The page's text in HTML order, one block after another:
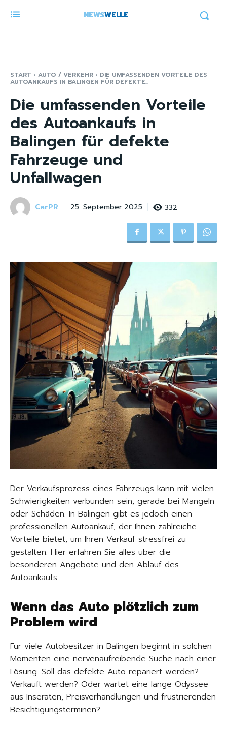
NEWSWELLE
START AUTO / VERKEHR DIE UMFASSENDEN VORTEILE DES
AUTOANKAUFS IN BALINGEN FÜR DEFEKTE...
Die umfassenden Vorteile
des Autoankaufs in
Balingen für defekte
Fahrzeuge und
Unfallwagen
CarPR 25. September 2025 332
Der Verkaufsprozess eines Fahrzeugs kann mit vielen
Schwierigkeiten verbunden sein, gerade bei Mängeln
oder Schäden. In Balingen gibt es jedoch einen
professionellen Autoankauf, der Ihnen zahlreiche
Vorteile bietet, um Ihren Verkauf stressfrei zu
gestalten. Hier erfahren Sie alles über die
besonderen Angebote und den Ablauf des
Autoankaufs.
Wenn das Auto plötzlich zum
Problem wird
Für viele Autobesitzer in Balingen beginnt in solchen
Momenten eine nervenaufreibende Suche nach einer
Lösung. Soll das defekte Auto repariert werden?
Verkauft werden? Oder wartet eine lange Odyssee
aus Inseraten, Preisverhandlungen und frustrierenden
Besichtigungsterminen?